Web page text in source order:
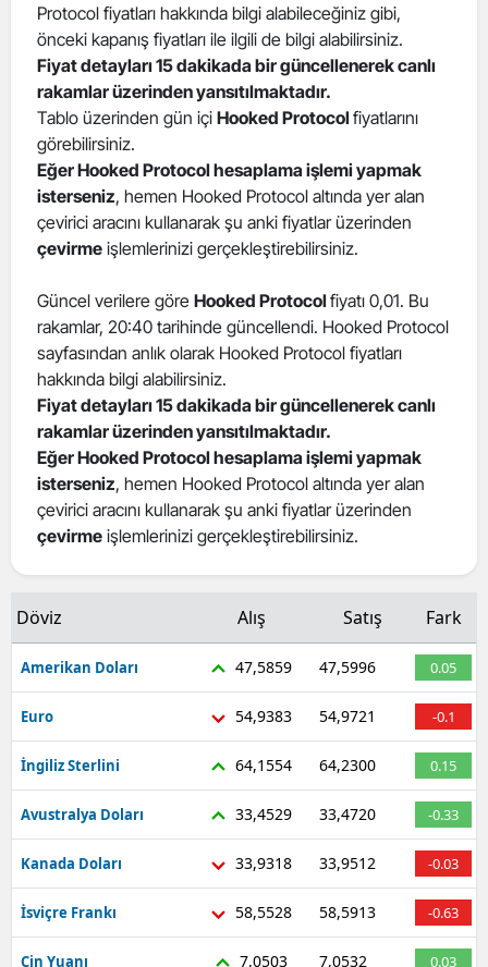
Edirne
Elazığ
Erzincan
Eskişehir
Gaziantep
Gümüşhane
Hatay
Isparta
Mersin
İstanbul
Kars
Kastamonu
Kırklareli
Kırşehir
Kocaeli
Konya
Kütahya
Protocol fiyatları hakkında bilgi alabileceğiniz gibi,
önceki kapanış fiyatları ile ilgili de bilgi alabilirsiniz.
Fiyat detayları 15 dakikada bir güncellenerek canlı
rakamlar üzerinden yansıtılmaktadır.
Tablo üzerinden gün içi Hooked Protocolfiyatlarını
görebilirsiniz.
Eğer Hooked Protocol hesaplama işlemi yapmak
isterseniz, hemen Hooked Protocol altında yer alan
çevirici aracını kullanarak şu anki fiyatlar üzerinden
çevirme işlemlerinizi gerçekleştirebilirsiniz.
Güncel verilere göre Hooked Protocolfiyatı 0,01. Bu
rakamlar, 20:40 tarihinde güncellendi. Hooked Protocol
sayfasından anlık olarak Hooked Protocol fiyatları
hakkında bilgi alabilirsiniz.
Fiyat detayları 15 dakikada bir güncellenerek canlı
rakamlar üzerinden yansıtılmaktadır.
Eğer Hooked Protocol hesaplama işlemi yapmak
isterseniz, hemen Hooked Protocol altında yer alan
çevirici aracını kullanarak şu anki fiyatlar üzerinden
çevirme işlemlerinizi gerçekleştirebilirsiniz.
Döviz Alış Satış Fark
Amerikan Doları 47,5859 47,5996 0.05
Euro 54,9383 54,9721 -0.1
İngiliz Sterlini 64,1554 64,2300 0.15
Avustralya Doları 33,4529 33,4720 -0.33
Kanada Doları 33,9318 33,9512 -0.03
İsviçre Frankı 58,5528 58,5913 -0.63
Çin Yuanı 7,0503 7,0532 0.03